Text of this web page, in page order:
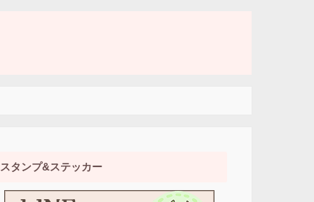
スタンプ&ステッカー